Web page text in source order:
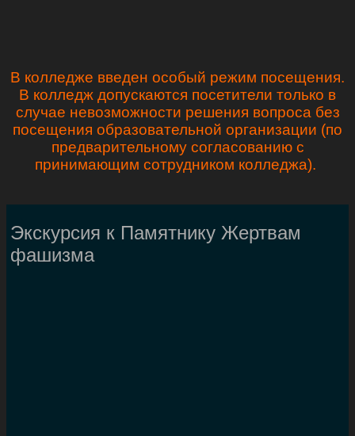
В колледже введен особый режим посещения.
В колледж допускаются посетители только в
случае невозможности решения вопроса без
посещения образовательной организации (по
предварительному согласованию с
принимающим сотрудником колледжа).
Экскурсия к Памятнику Жертвам
фашизма